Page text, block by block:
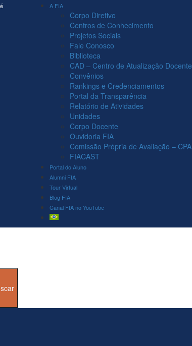
A FIA
Corpo Diretivo
Centros de Conhecimento
Projetos Sociais
Fale Conosco
Biblioteca
CAD – Centro de Atualização Docente
Convênios
Rankings e Credenciamentos
Portal da Transparência
Relatório de Atividades
Unidades
Corpo Docente
Ouvidoria FIA
Comissão Própria de Avaliação – CPA
FIACAST
Portal do Aluno
Alumni FIA
Tour Virtual
Blog FIA
Canal FIA no YouTube